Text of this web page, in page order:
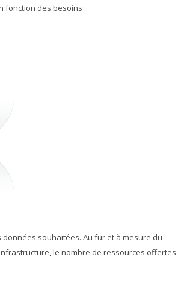
fonction des besoins :
souhaitées. Au fur et à mesure du
le nombre de ressources offertes